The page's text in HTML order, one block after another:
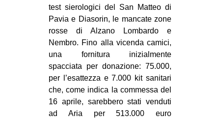
PRECARIATO
REPRESSIONE
STUDENTI
ARTE
CINEMA
MANIFESTI
test sierologici del San Matteo di
Pavia e Diasorin, le mancate zone
rosse di Alzano Lombardo e
Nembro. Fino alla vicenda camici,
una fornitura inizialmente
spacciata per donazione: 75.000,
per l’esattezza e 7.000 kit sanitari
che, come indica la commessa del
16 aprile, sarebbero stati venduti
ad Aria per 513.000 euro